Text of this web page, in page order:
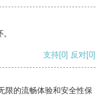
支持[0] 反对[0]
限的流畅体验和安全性保